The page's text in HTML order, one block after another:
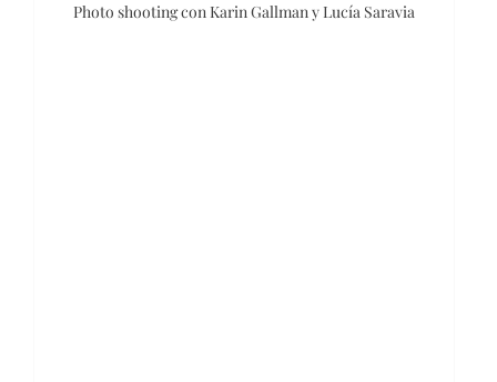
Photo shooting con Karin Gallman y Lucía Saravia